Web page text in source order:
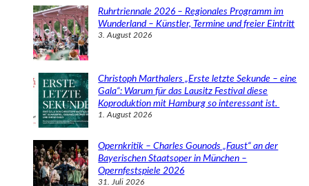
Ruhrtriennale 2026 – Regionales Programm im
Wunderland – Künstler, Termine und freier Eintritt
3. August 2026
Christoph Marthalers „Erste letzte Sekunde – eine
Gala“: Warum für das Lausitz Festival diese
Koproduktion mit Hamburg so interessant ist.
1. August 2026
Opernkritik – Charles Gounods „Faust“ an der
Bayerischen Staatsoper in München –
Opernfestspiele 2026
31. Juli 2026